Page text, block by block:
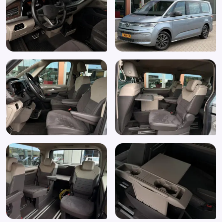
Elektronisch Stabiliteits Programma
Extra getint geluid- en warmtewerend glas
Extra getint glas achter
Grootlichtassistent
Keyless start
Kleur grijs
Koplampen adaptief
LED achterlichten
LED dagrijverlichting
Lederen/velours bekleding
Lendesteun(en) verstelbaar
Lichtmetalen velgen 17"
Matrix LED koplampen
Multimedia-voorbereiding
Multimedia scherm standaard